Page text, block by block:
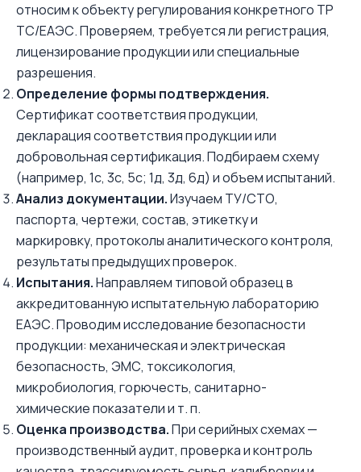
относим к объекту регулирования конкретного ТР
ТС/ЕАЭС. Проверяем, требуется ли регистрация,
лицензирование продукции или специальные
разрешения.
Определение формы подтверждения.
Сертификат соответствия продукции,
декларация соответствия продукции или
добровольная сертификация. Подбираем схему
(например, 1с, 3с, 5с; 1д, 3д, 6д) и объем испытаний.
Анализ документации.Изучаем ТУ/СТО,
паспорта, чертежи, состав, этикетку и
маркировку, протоколы аналитического контроля,
результаты предыдущих проверок.
Испытания.Направляем типовой образец в
аккредитованную испытательную лабораторию
ЕАЭС. Проводим исследование безопасности
продукции: механическая и электрическая
безопасность, ЭМС, токсикология,
микробиология, горючесть, санитарно-
химические показатели и т. п.
Оценка производства.При серийных схемах —
производственный аудит, проверка и контроль